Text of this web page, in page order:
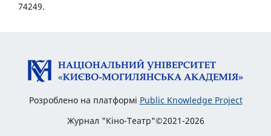
74249.
Розроблено на платформі Public Knowledge Project
Журнал "Кіно-Театр"©2021-2026